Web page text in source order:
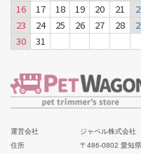
16
17 18 19 20 21
23
24 25 26 27 28
30
31
運営会社
ジャペル株式会社
住所
〒486-0802 愛知